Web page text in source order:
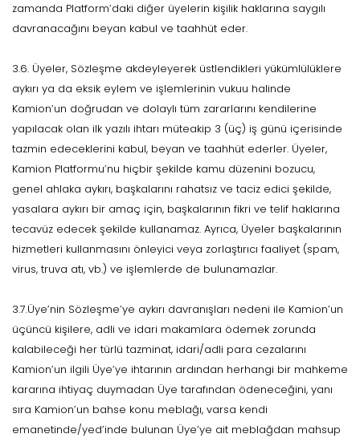
zamanda Platform’daki diğer üyelerin kişilik haklarına saygılı
davranacağını beyan kabul ve taahhüt eder.
3.6. Üyeler, Sözleşme akdeyleyerek üstlendikleri yükümlülüklere
aykırı ya da eksik eylem ve işlemlerinin vukuu halinde
Kamion’un doğrudan ve dolaylı tüm zararlarını kendilerine
yapılacak olan ilk yazılı ihtarı müteakip 3 (üç) iş günü içerisinde
tazmin edeceklerini kabul, beyan ve taahhüt ederler. Üyeler,
Kamion Platformu’nu hiçbir şekilde kamu düzenini bozucu,
genel ahlaka aykırı, başkalarını rahatsız ve taciz edici şekilde,
yasalara aykırı bir amaç için, başkalarının fikri ve telif haklarına
tecavüz edecek şekilde kullanamaz. Ayrıca, Üyeler başkalarının
hizmetleri kullanmasını önleyici veya zorlaştırıcı faaliyet (spam,
virus, truva atı, vb.) ve işlemlerde de bulunamazlar.
3.7.Üye’nin Sözleşme’ye aykırı davranışları nedeni ile Kamion’un
üçüncü kişilere, adli ve idari makamlara ödemek zorunda
kalabileceği her türlü tazminat, idari/adli para cezalarını
Kamion’un ilgili Üye’ye ihtarının ardından herhangi bir mahkeme
kararına ihtiyaç duymadan Üye tarafından ödeneceğini, yanı
sıra Kamion’un bahse konu meblağı, varsa kendi
emanetinde/yed’inde bulunan Üye’ye ait meblağdan mahsup